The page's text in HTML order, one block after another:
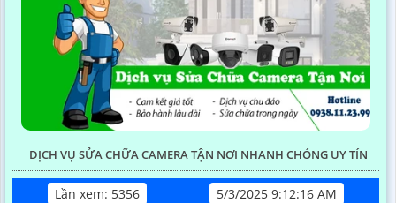
DỊCH VỤ SỬA CHỮA CAMERA TẬN NƠI NHANH CHÓNG UY TÍN
Lần xem: 5356
5/3/2025 9:12:16 AM